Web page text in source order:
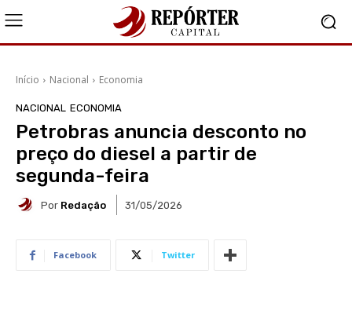
Início Nacional Economia
NACIONAL ECONOMIA
Petrobras anuncia desconto no
preço do diesel a partir de
segunda-feira
Por Redação 31/05/2026
Facebook Twitter